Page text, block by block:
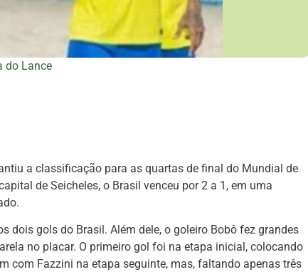
do Lance
a classificação para as quartas de final do Mundial de
de Seicheles, o Brasil venceu por 2 a 1, em uma
dois gols do Brasil. Além dele, o goleiro Bobô fez grandes
no placar. O primeiro gol foi na etapa inicial, colocando
com Fazzini na etapa seguinte, mas, faltando apenas três